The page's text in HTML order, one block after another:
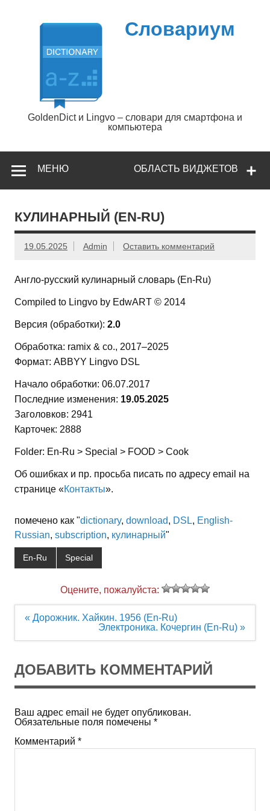
содержимому
Словариум
GoldenDict и Lingvo – словари для смартфона и
компьютера
ОБЛАСТЬ ВИДЖЕТОВ
МЕНЮ
КУЛИНАРНЫЙ (EN-RU)
19.05.2025 Admin Оставить комментарий
Англо-русский кулинарный словарь (En-Ru)
Compiled to Lingvo by EdwART © 2014
Версия (обработки): 2.0
Обработка: ramix & co., 2017–2025
Формат: ABBYY Lingvo DSL
Начало обработки: 06.07.2017
Последние изменения: 19.05.2025
Заголовков: 2941
Карточек: 2888
Folder: En-Ru > Special > FOOD > Cook
Об ошибках и пр. просьба писать по адресу email на
странице «Контакты».
помечено как "dictionary, download, DSL, English-
Russian, subscription, кулинарный"
En-Ru Special
Оцените, пожалуйста:
Навигация
« Дорожник. Хайкин. 1956 (En-Ru)
Электроника. Кочергин (En-Ru) »
ДОБАВИТЬ КОММЕНТАРИЙ
Ваш адрес email не будет опубликован.
Обязательные поля помечены *
Комментарий *